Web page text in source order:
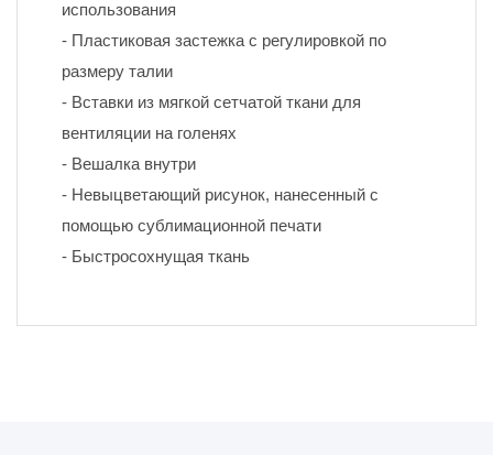
использования
- Пластиковая застежка с регулировкой по
размеру талии
- Вставки из мягкой сетчатой ткани для
вентиляции на голенях
- Вешалка внутри
- Невыцветающий рисунок, нанесенный с
помощью сублимационной печати
- Быстросохнущая ткань